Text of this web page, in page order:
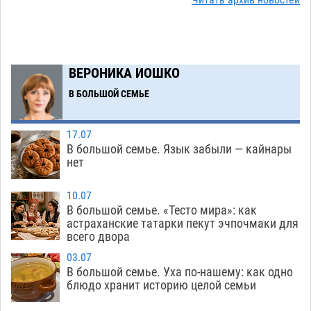
09:00
Лидеры чеченской диаспоры в Астрахани
осудили выходку молодого лихача с улицы
Никольской
18:00
Завтра астраханцы проведут день в режиме
экстремальной температурной нагрузки
17:09
Астраханский котлован с мусором угрожает
плодородию Харабалинского района
07.08 534
16:24
Игорь Редькин проинспектировал
коммунальную готовность астраханского
земельного массива для льготников
ВЕРОНИКА ИОШКО
В БОЛЬШОЙ СЕМЬЕ
17.07
В большой семье. Язык забыли — кайнары
нет
10.07
В большой семье. «Тесто мира»: как
астраханские татарки пекут эчпочмаки для
всего двора
03.07
В большой семье. Уха по-нашему: как одно
блюдо хранит историю целой семьи